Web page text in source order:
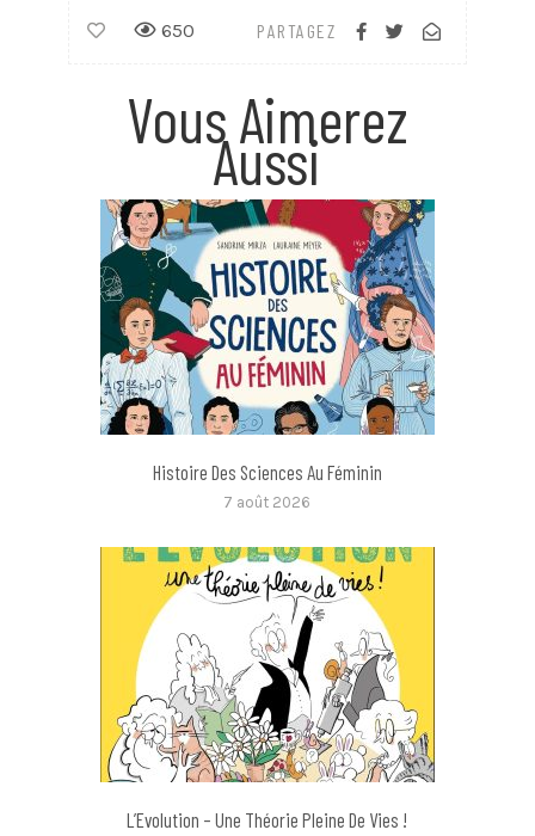
PARTAGEZ
650
Vous Aimerez
Aussi
Histoire Des Sciences Au Féminin
7 août 2026
L’Evolution – Une Théorie Pleine De Vies !